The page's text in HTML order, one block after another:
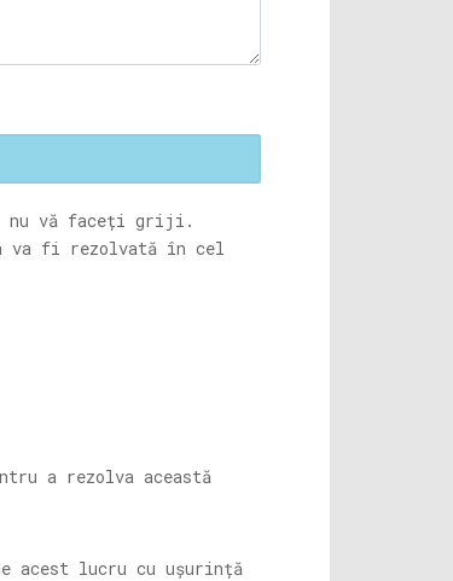
nu vă faceți griji.
va fi rezolvată în cel
a rezolva această
acest lucru cu ușurință